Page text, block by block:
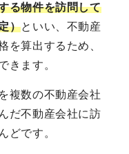
る物件を訪問して
）といい、不動産
を算出するため、
きます。
複数の不動産会社
だ不動産会社に訪
どです。